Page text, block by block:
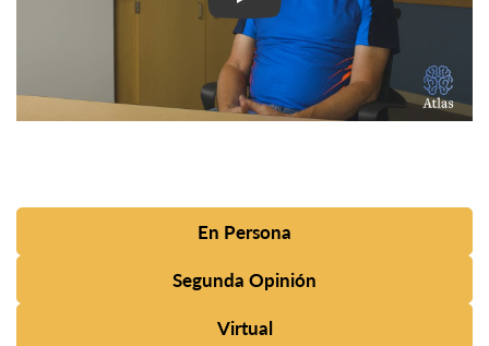
En Persona
Segunda Opinión
Virtual